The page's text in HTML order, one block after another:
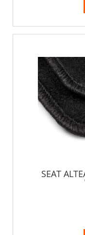
SEAT